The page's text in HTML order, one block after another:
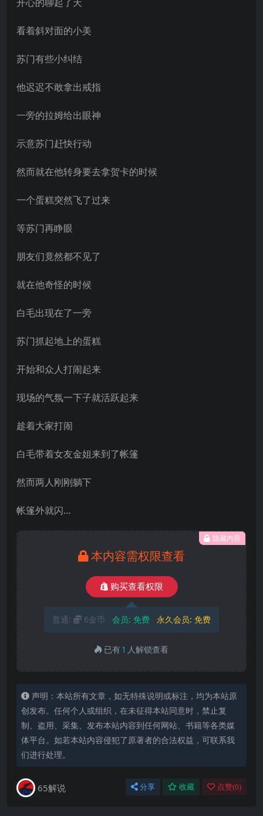
看着斜对面的小美
苏门有些小纠结
他迟迟不敢拿出戒指
一旁的拉姆给出眼神
示意苏门赶快行动
然而就在他转身要去拿贺卡的时候
一个蛋糕突然飞了过来
等苏门再睁眼
朋友们竟然都不见了
就在他奇怪的时候
白毛出现在了一旁
苏门抓起地上的蛋糕
开始和众人打闹起来
现场的气氛一下子就活跃起来
趁着大家打闹
白毛带着女友金姐来到了帐篷
然而两人刚刚躺下
帐篷外就闪…
隐藏内容
本内容需权限查看
购买查看权限
普通: 6金币 会员: 免费 永久会员: 免费
已有1 人解锁查看
声明：本站所有文章，如无特殊说明或标注，均为本站原
创发布。任何个人或组织，在未征得本站同意时，禁止复
制、盗用、采集、发布本站内容到任何网站、书籍等各类媒
体平台。如若本站内容侵犯了原著者的合法权益，可联系我
们进行处理。
65解说 分享 收藏 点赞(0)